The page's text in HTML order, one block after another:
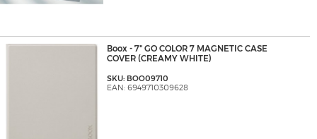
Boox - 7" GO COLOR 7 MAGNETIC CASE
COVER (CREAMY WHITE)
SKU: BOO09710
EAN: 6949710309628